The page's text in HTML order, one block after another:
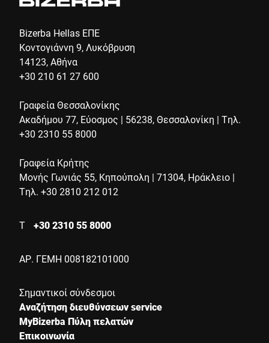
Bizerba Hellas ΕΠΕ
Κοντογιάννη 9, Λυκόβρυση
14123, Αθήνα
+30 210 61 27 600
Γραφεία Θεσσαλονίκης
Ακαδήμου 77, Εύοσμος | 56238, Θεσσαλονίκη | Τηλ.
+30 2310 55 8000
Γραφεία Κρήτης
Μονής Γωνιάς 55, Κηπούπολη | 71304, Ηράκλειο |
Τηλ. +30 2810 212 012
Τ +30 2310 55 8000
ΑΡ. ΓΕΜΗ 008182101000
Σημαντικοί σύνδεσμοι
Αναζήτηση διευθύνσεων service
MyBizerba Πύλη πελατών
Επικοινωνία